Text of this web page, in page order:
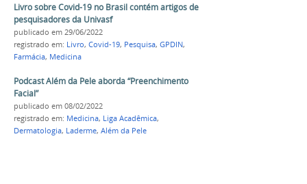
Livro sobre Covid-19 no Brasil contém artigos de
pesquisadores da Univasf
publicado em 29/06/2022
registrado em: Livro, Covid-19, Pesquisa, GPDIN,
Farmácia, Medicina
Podcast Além da Pele aborda “Preenchimento
Facial”
publicado em 08/02/2022
registrado em: Medicina, Liga Acadêmica,
Dermatologia, Laderme, Além da Pele